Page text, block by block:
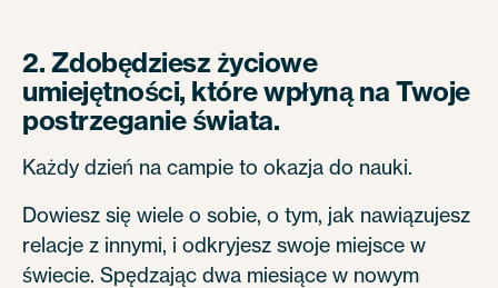
2. Zdobędziesz życiowe
umiejętności, które wpłyną na Twoje
postrzeganie świata.
Każdy dzień na campie to okazja do nauki.
Dowiesz się wiele o sobie, o tym, jak nawiązujesz
relacje z innymi, i odkryjesz swoje miejsce w
świecie. Spędzając dwa miesiące w nowym